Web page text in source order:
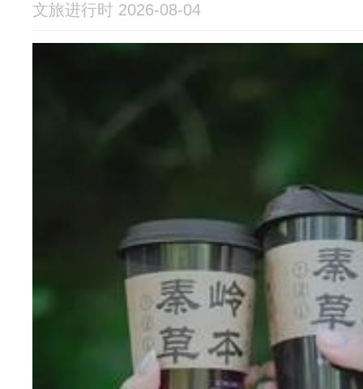
文旅进行时 2026-08-04